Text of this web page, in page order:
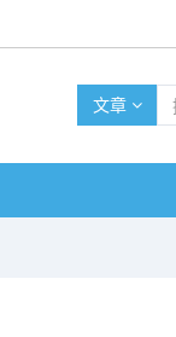
文章